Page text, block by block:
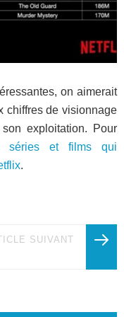
on aimerait
chiffres de visionnage
exploitation. Pour
séries et films qui
.
SUIVANT